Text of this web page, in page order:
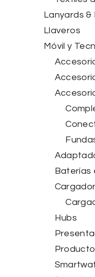
Lanyards &
Llaveros
Móvil y
Baterías
Hubs